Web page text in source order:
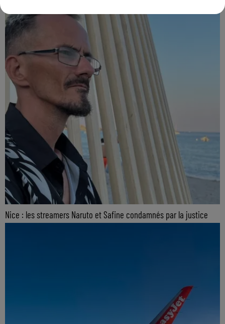
Nice : les streamers Naruto et Safine condamnés par la justice